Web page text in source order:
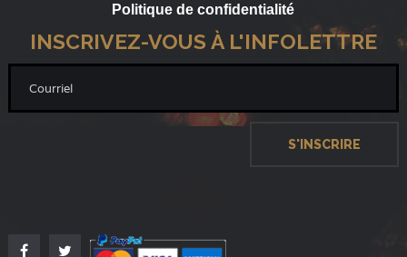
Politique de confidentialité
INSCRIVEZ-VOUS À L'INFOLETTRE